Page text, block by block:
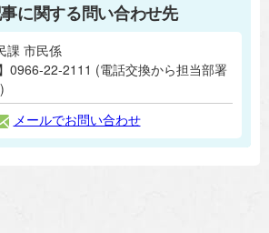
に関する問い合わせ先
課 市民係
】0966-22-2111 (電話交換から担当部署
メールでお問い合わせ